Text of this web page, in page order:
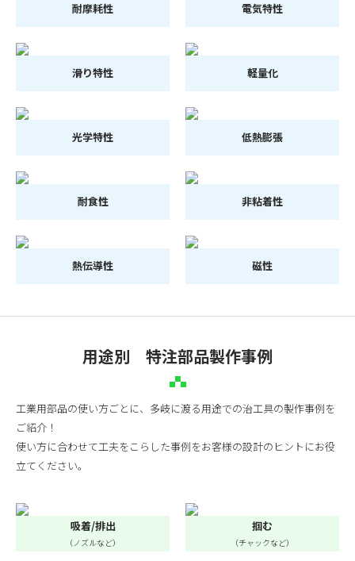
耐摩耗性 電気特性
滑り特性 軽量化
光学特性 低熱膨張
耐食性 非粘着性
熱伝導性 磁性
用途別 特注部品製作事例
工業用部品の使い方ごとに、多岐に渡る用途での治工具の製作事例を
ご紹介！
使い方に合わせて工夫をこらした事例をお客様の設計のヒントにお役
立てください。
吸着/排出
（ノズルなど）
掴む
（チャックなど）